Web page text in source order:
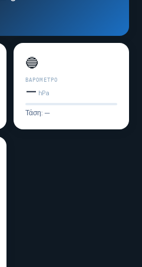
🔵
ΒΑΡΌΜΕΤΡΟ
— hPa
Τάση: —